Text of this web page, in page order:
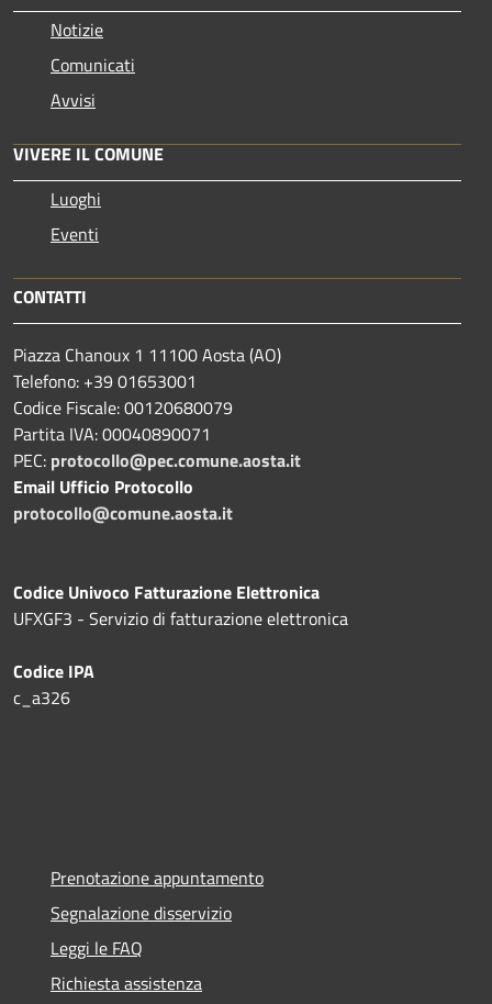
Notizie
Comunicati
Avvisi
VIVERE IL COMUNE
Luoghi
Eventi
CONTATTI
Piazza Chanoux 1 11100 Aosta (AO)
Telefono: +39 01653001
Codice Fiscale: 00120680079
Partita IVA: 00040890071
PEC: protocollo@pec.comune.aosta.it
Email Ufficio Protocollo
protocollo@comune.aosta.it
Codice Univoco Fatturazione Elettronica
UFXGF3 - Servizio di fatturazione elettronica
Codice IPA
c_a326
Prenotazione appuntamento
Segnalazione disservizio
Leggi le FAQ
Richiesta assistenza